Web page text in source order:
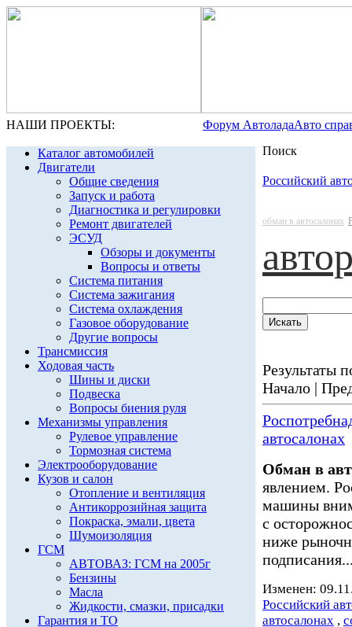
НАШИ ПРОЕКТЫ: Форум АвтоладаАвто
Каталог автомобилей
Двигатели
Общие сведения
Запуск и работа
Диагностика и регулировки
Ремонт двигателей
ЭСУД
Обзоры и документы
Вопросы и ответы
Система питания
Система зажигания
Система охлаждения
Газовое оборудование
Другие вопросы
Трансмиссия
Ходовая часть
Шины и диски
Подвеска
Вопросы биения руля
Механизмы управления
Рулевое управление
Тормозная система
Электрооборудование
Кузов и салон
Отопление и вентиляция
Антикоррозийная защита
Покраска, эмали, цвета
Шумоизоляция
ГСМ
АВТОВАЗ: ГСМ на 2005г
Бензины
Масла
Жидкости, смазки, присадки
Гарантия и ТО
Поиск
Российский
обман в автосалонах
Результаты
Начало |
автосалонах
Обман в
явлением.
машины
с
ниже
Изменен:
Российский
автосалонах ,